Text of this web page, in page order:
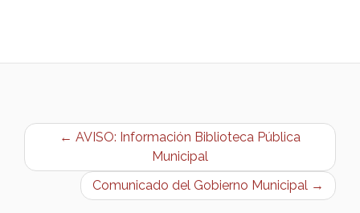
← AVISO: Información Biblioteca Pública
Municipal
Comunicado del Gobierno Municipal →